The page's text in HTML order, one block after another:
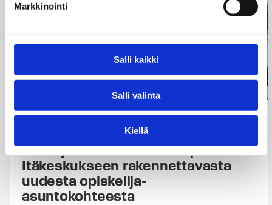
Markkinointi
Salli kaikki
Salli valinta
Kiellä
04.08.2026
Tencon ja Hoas ovat
allekirjoittaneet urakkasopimuksen
Itäkeskukseen rakennettavasta
uudesta opiskelija-
asuntokohteesta